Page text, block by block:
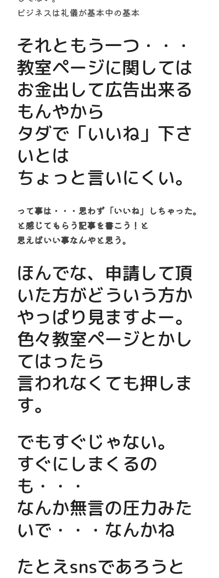
ビジネスは礼儀が基本中の基本
それともう一つ・・・
教室ページに関しては
お金出して広告出来る
もんやから
タダで「いいね」下さ
いとは
ちょっと言いにくい。
って事は・・・思わず「いいね」しちゃった。
と感じてもらう記事を書こう！と
思えばいい事なんやと思う。
ほんでな、申請して頂
いた方がどういう方か
やっぱり見ますよー。
色々教室ページとかし
てはったら
言われなくても押しま
す。
でもすぐじゃない。
すぐにしまくるの
も・・・
なんか無言の圧力みた
いで・・・なんかね
たとえsnsであろうと